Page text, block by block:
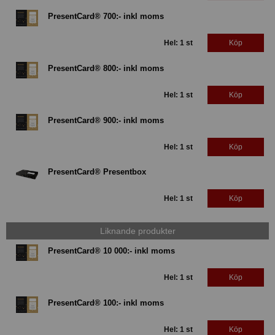
PresentCard® 700:- inkl moms
Hel: 1 st Köp
PresentCard® 800:- inkl moms
Hel: 1 st Köp
PresentCard® 900:- inkl moms
Hel: 1 st Köp
PresentCard® Presentbox
Hel: 1 st Köp
Liknande produkter
PresentCard® 10 000:- inkl moms
Hel: 1 st Köp
PresentCard® 100:- inkl moms
Hel: 1 st Köp